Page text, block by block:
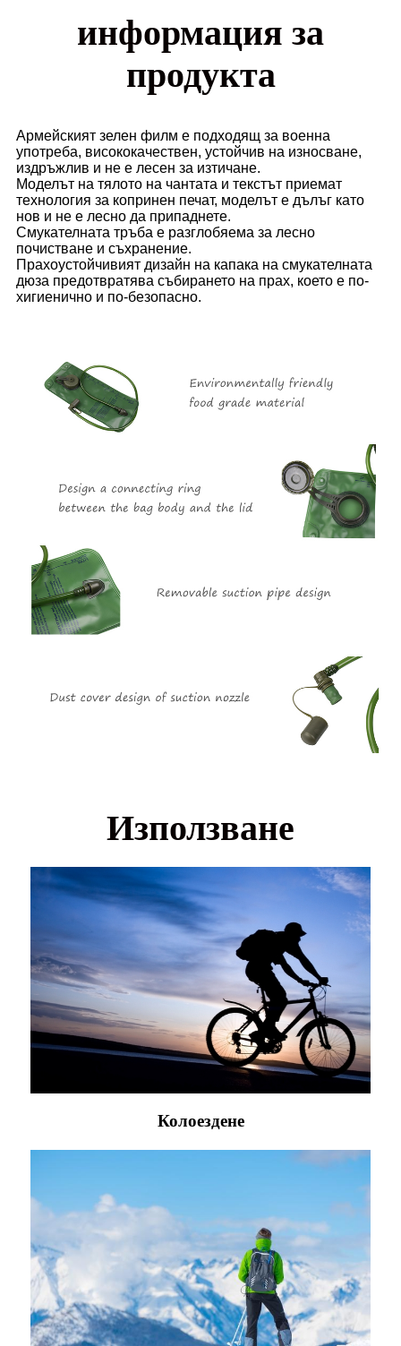
информация за
продукта
Армейският зелен филм е подходящ за военна
употреба, висококачествен, устойчив на износване,
издръжлив и не е лесен за изтичане.
Моделът на тялото на чантата и текстът приемат
технология за копринен печат, моделът е дълъг като
нов и не е лесно да припаднете.
Смукателната тръба е разглобяема за лесно
почистване и съхранение.
Прахоустойчивият дизайн на капака на смукателната
дюза предотвратява събирането на прах, което е по-
хигиенично и по-безопасно.
Използване
Колоездене